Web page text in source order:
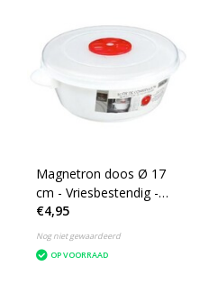
Magnetron doos Ø 17
cm - Vriesbestendig -
Met verluchtingsgaatjes
- Vershouddoos - Wit
€4,95
Nog niet gewaardeerd
OP VOORRAAD